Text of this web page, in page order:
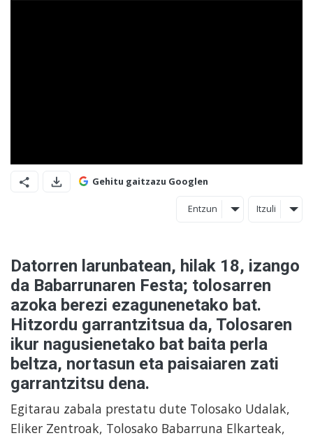
Gehitu gaitzazu Googlen
Entzun Itzuli
Datorren larunbatean, hilak 18, izango
da Babarrunaren Festa; tolosarren
azoka berezi ezagunenetako bat.
Hitzordu garrantzitsua da, Tolosaren
ikur nagusienetako bat baita perla
beltza, nortasun eta paisaiaren zati
garrantzitsu dena.
Egitarau zabala prestatu dute Tolosako Udalak,
Eliker Zentroak, Tolosako Babarruna Elkarteak,